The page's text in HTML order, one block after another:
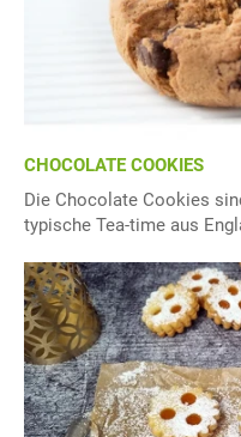
CHOCOLATE COOKIES
Die Chocolate Cookies
typische Tea-time aus